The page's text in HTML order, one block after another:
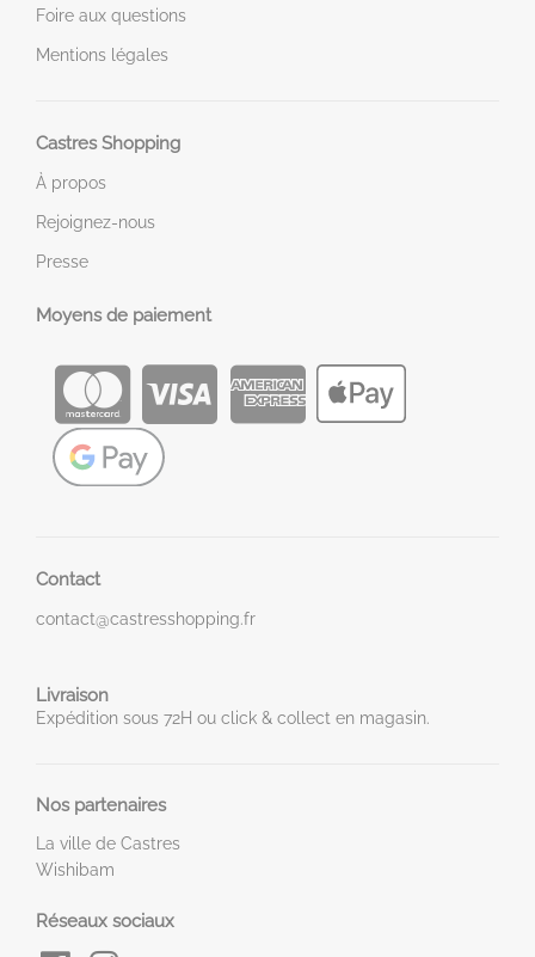
Foire aux questions
Mentions légales
Castres Shopping
À propos
Rejoignez-nous
Presse
Moyens de paiement
Contact
contact@castresshopping.fr
Livraison
Expédition sous 72H ou click & collect en magasin.
Nos partenaires
La ville de Castres
Wishibam
Réseaux sociaux